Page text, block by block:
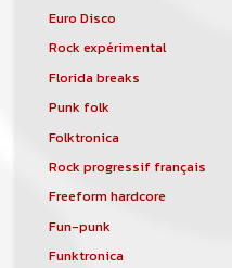
Euro Disco
Rock expérimental
Florida breaks
Punk folk
Folktronica
Rock progressif français
Freeform hardcore
Fun-punk
Funktronica